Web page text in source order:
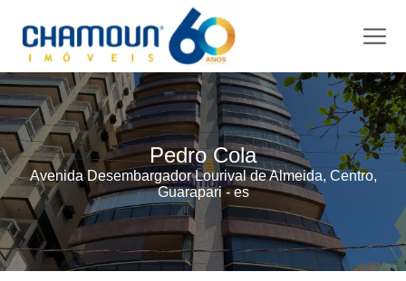
Pedro Cola
Avenida Desembargador Lourival de Almeida, Centro,
Guarapari - es